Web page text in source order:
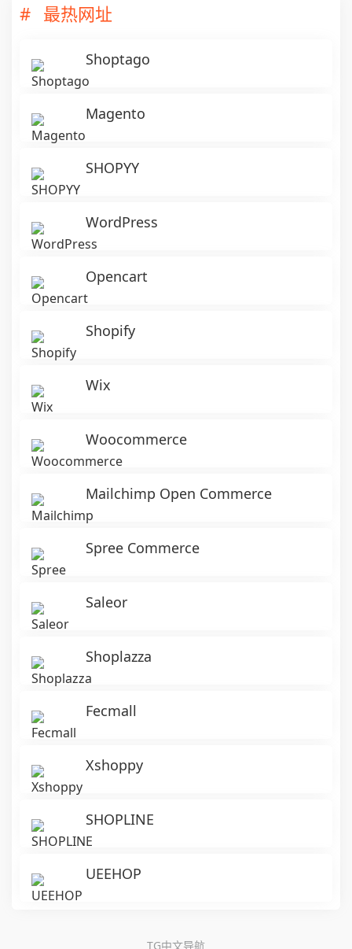
最热网址
Shoptago
Magento
SHOPYY
WordPress
Opencart
Shopify
Wix
Woocommerce
Mailchimp Open Commerce
Spree Commerce
Saleor
Shoplazza
Fecmall
Xshoppy
SHOPLINE
UEEHOP
TG中文导航